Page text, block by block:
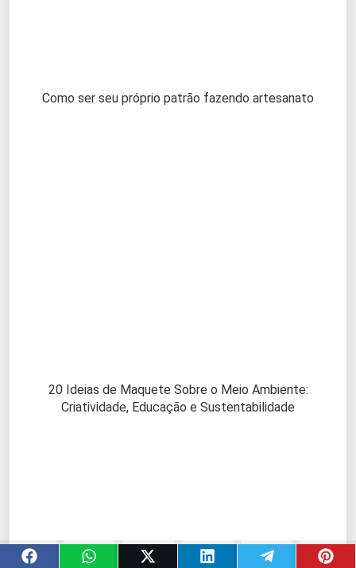
Como ser seu próprio patrão fazendo artesanato
20 Ideias de Maquete Sobre o Meio Ambiente:
Criatividade, Educação e Sustentabilidade